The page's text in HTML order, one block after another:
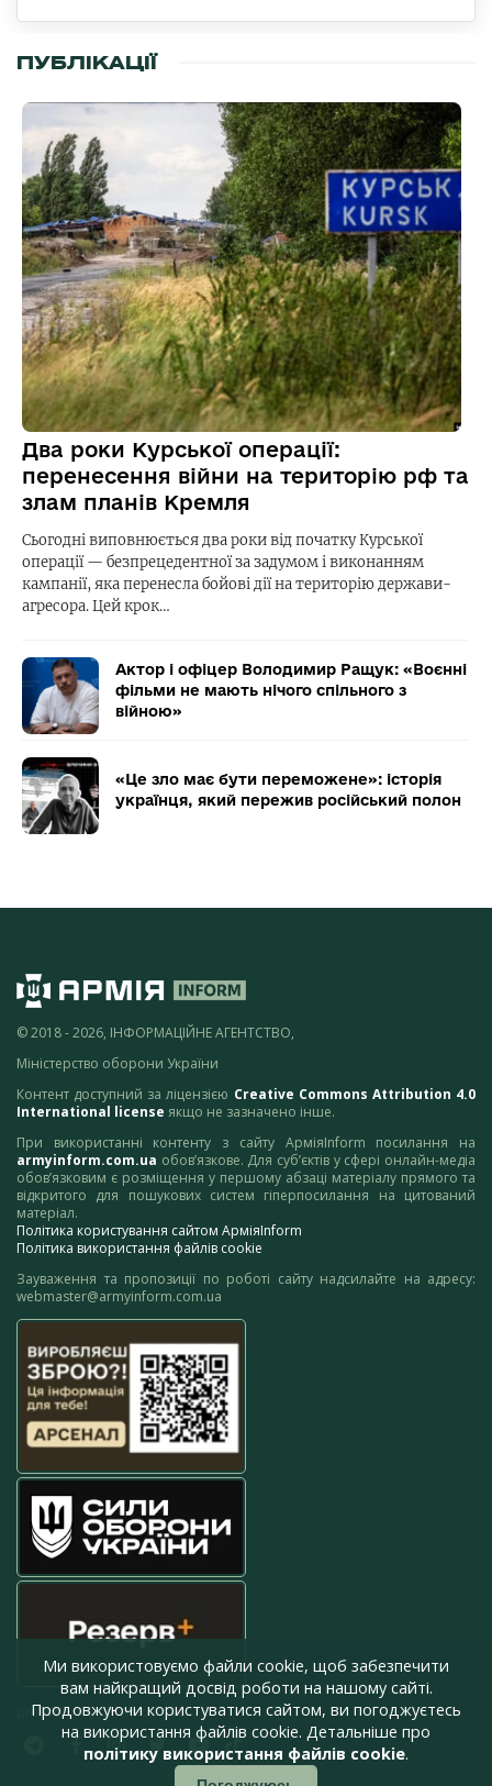
ПУБЛІКАЦІЇ
Два роки Курської операції:
перенесення війни на територію рф та
злам планів Кремля
Сьогодні виповнюється два роки від початку Курської
операції — безпрецедентної за задумом і виконанням
кампанії, яка перенесла бойові дії на територію держави-
агресора. Цей крок…
Актор і офіцер Володимир Ращук: «Воєнні
фільми не мають нічого спільного з
війною»
«Це зло має бути переможене»: історія
українця, який пережив російський полон
© 2018 - 2026, ІНФОРМАЦІЙНЕ АГЕНТСТВО,
Міністерство оборони України
Контент доступний за ліцензією Creative Commons Attribution 4.0
International license якщо не зазначено інше.
При використанні контенту з сайту АрміяInform посилання на
armyinform.com.ua обов’язкове. Для суб’єктів у сфері онлайн-медіа
обов’язковим є розміщення у першому абзаці матеріалу прямого та
відкритого для пошукових систем гіперпосилання на цитований
матеріал.
Політика користування сайтом АрміяInform
Політика використання файлів cookie
Зауваження та пропозиції по роботі сайту надсилайте на адресу:
webmaster@armyinform.com.ua
press@armyinform.com.ua
Ми використовуємо файли cookie, щоб забезпечити
вам найкращий досвід роботи на нашому сайті.
Продовжуючи користуватися сайтом, ви погоджуєтесь
на використання файлів cookie. Детальніше про
політику використання файлів cookie.